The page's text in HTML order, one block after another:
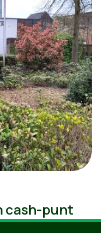
cash-punt